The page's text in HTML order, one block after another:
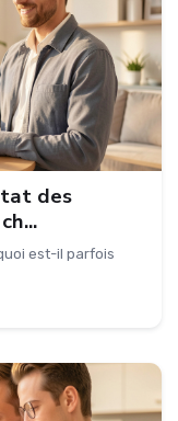
des
est-il parfois